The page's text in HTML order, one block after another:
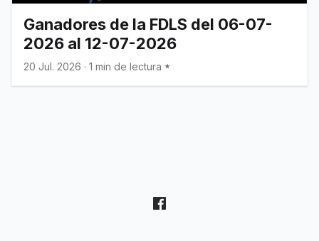
Ganadores de la FDLS del 06-07-
2026 al 12-07-2026
20 Jul. 2026 · 1 min de lectura